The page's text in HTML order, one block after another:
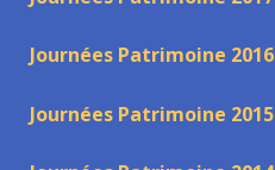
Journées Patrimoine 2016
Journées Patrimoine 2015